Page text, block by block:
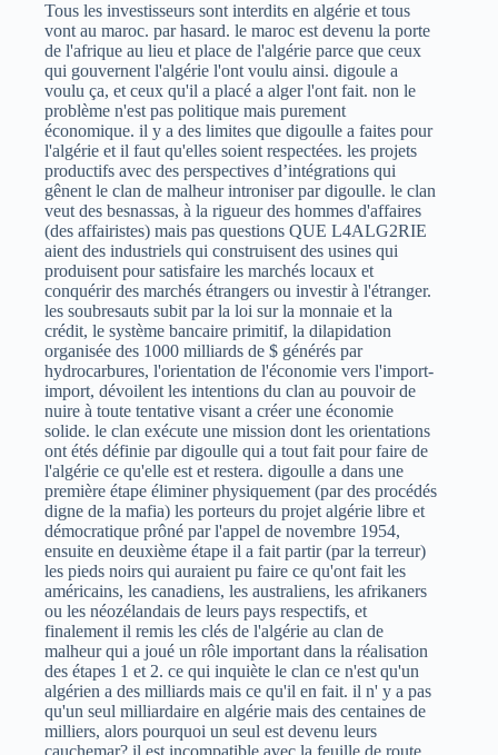
Tous les investisseurs sont interdits en algérie et tous
vont au maroc. par hasard. le maroc est devenu la porte
de l'afrique au lieu et place de l'algérie parce que ceux
qui gouvernent l'algérie l'ont voulu ainsi. digoule a
voulu ça, et ceux qu'il a placé a alger l'ont fait. non le
problème n'est pas politique mais purement
économique. il y a des limites que digoulle a faites pour
l'algérie et il faut qu'elles soient respectées. les projets
productifs avec des perspectives d’intégrations qui
gênent le clan de malheur introniser par digoulle. le clan
veut des besnassas, à la rigueur des hommes d'affaires
(des affairistes) mais pas questions QUE L4ALG2RIE
aient des industriels qui construisent des usines qui
produisent pour satisfaire les marchés locaux et
conquérir des marchés étrangers ou investir à l'étranger.
les soubresauts subit par la loi sur la monnaie et la
crédit, le système bancaire primitif, la dilapidation
organisée des 1000 milliards de $ générés par
hydrocarbures, l'orientation de l'économie vers l'import-
import, dévoilent les intentions du clan au pouvoir de
nuire à toute tentative visant a créer une économie
solide. le clan exécute une mission dont les orientations
ont étés définie par digoulle qui a tout fait pour faire de
l'algérie ce qu'elle est et restera. digoulle a dans une
première étape éliminer physiquement (par des procédés
digne de la mafia) les porteurs du projet algérie libre et
démocratique prôné par l'appel de novembre 1954,
ensuite en deuxième étape il a fait partir (par la terreur)
les pieds noirs qui auraient pu faire ce qu'ont fait les
américains, les canadiens, les australiens, les afrikaners
ou les néozélandais de leurs pays respectifs, et
finalement il remis les clés de l'algérie au clan de
malheur qui a joué un rôle important dans la réalisation
des étapes 1 et 2. ce qui inquiète le clan ce n'est qu'un
algérien a des milliards mais ce qu'il en fait. il n' y a pas
qu'un seul milliardaire en algérie mais des centaines de
milliers, alors pourquoi un seul est devenu leurs